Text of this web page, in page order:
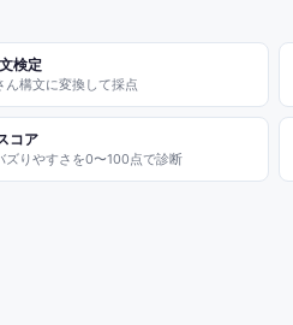
検定
ん構文に変換して採点
コア
ズりやすさを0〜100点で診断